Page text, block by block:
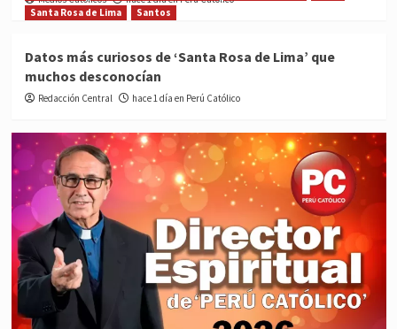
Santa Rosa de Lima
Santos
Datos más curiosos de ‘Santa Rosa de Lima’ que
muchos desconocían
Redacción Central hace 1 día en Perú Católico